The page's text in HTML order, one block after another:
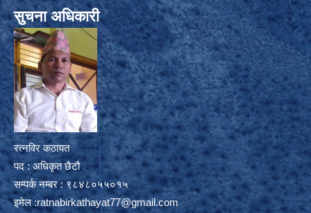
सुचना अधिकारी
रत्नविर कठायत
पद : अधिकृत छैटौ
सम्पर्क नम्बर : ९८४८०५५०१५
इमेल :ratnabirkathayat77@gmail.com